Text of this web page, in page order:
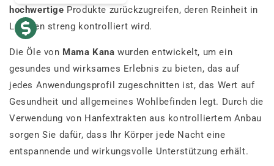
hochwertige Produkte zurückzugreifen, deren Reinheit in
Laboren streng kontrolliert wird.
Die Öle von Mama Kana wurden entwickelt, um ein
gesundes und wirksames Erlebnis zu bieten, das auf
jedes Anwendungsprofil zugeschnitten ist, das Wert auf
Gesundheit und allgemeines Wohlbefinden legt. Durch die
Verwendung von Hanfextrakten aus kontrolliertem Anbau
sorgen Sie dafür, dass Ihr Körper jede Nacht eine
entspannende und wirkungsvolle Unterstützung erhält.